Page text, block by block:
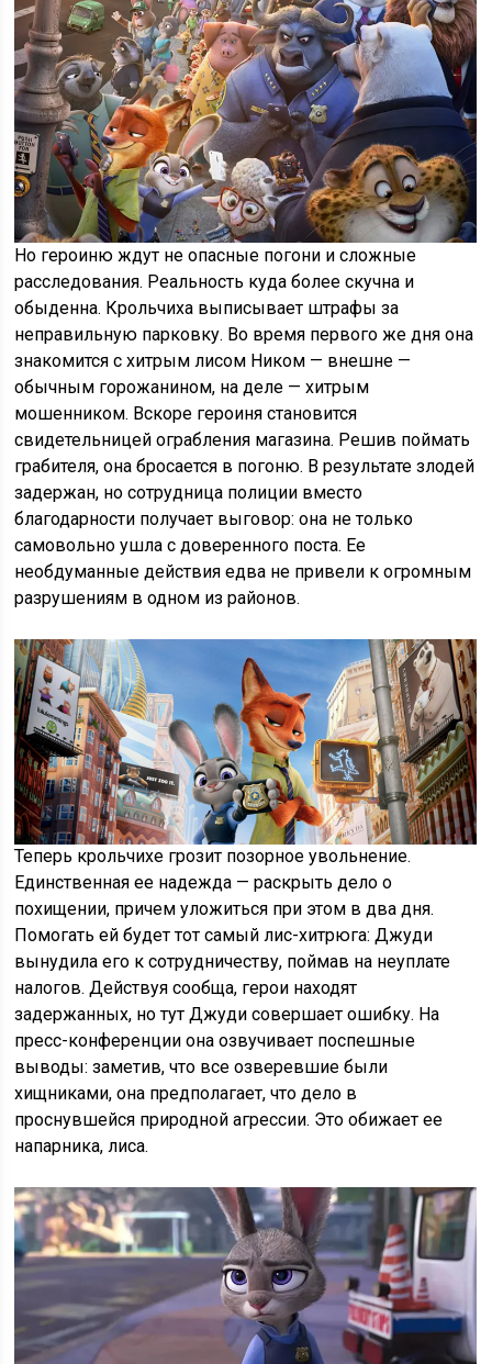
Но героиню ждут не опасные погони и сложные
расследования. Реальность куда более скучна и
обыденна. Крольчиха выписывает штрафы за
неправильную парковку. Во время первого же дня она
знакомится с хитрым лисом Ником — внешне —
обычным горожанином, на деле — хитрым
мошенником. Вскоре героиня становится
свидетельницей ограбления магазина. Решив поймать
грабителя, она бросается в погоню. В результате злодей
задержан, но сотрудница полиции вместо
благодарности получает выговор: она не только
самовольно ушла с доверенного поста. Ее
необдуманные действия едва не привели к огромным
разрушениям в одном из районов.
Теперь крольчихе грозит позорное увольнение.
Единственная ее надежда — раскрыть дело о
похищении, причем уложиться при этом в два дня.
Помогать ей будет тот самый лис-хитрюга: Джуди
вынудила его к сотрудничеству, поймав на неуплате
налогов. Действуя сообща, герои находят
задержанных, но тут Джуди совершает ошибку. На
пресс-конференции она озвучивает поспешные
выводы: заметив, что все озверевшие были
хищниками, она предполагает, что дело в
проснувшейся природной агрессии. Это обижает ее
напарника, лиса.